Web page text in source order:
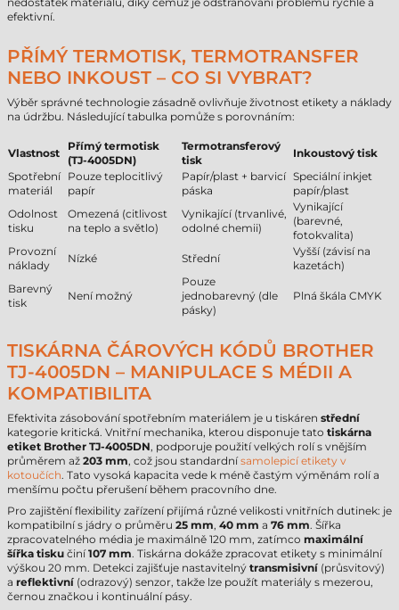
efektivní.
PŘÍMÝ TERMOTISK, TERMOTRANSFER
NEBO INKOUST – CO SI VYBRAT?
Výběr správné technologie zásadně ovlivňuje životnost etikety a náklady
na údržbu. Následující tabulka pomůže s porovnáním:
Vlastnost
Přímý termotisk
(TJ-4005DN)
Termotransferový
tisk
Inkoustový tisk
Spotřební
materiál
Pouze teplocitlivý
papír
Papír/plast + barvicí
páska
Speciální inkjet
papír/plast
Odolnost
tisku
Omezená (citlivost
na teplo a světlo)
Vynikající (trvanlivé,
odolné chemii)
Vynikající
(barevné,
fotokvalita)
Provozní
náklady
Nízké Střední
Vyšší (závisí na
kazetách)
Barevný
tisk
Není možný
Pouze
jednobarevný (dle
pásky)
Plná škála CMYK
TISKÁRNA ČÁROVÝCH KÓDŮ BROTHER
TJ-4005DN – MANIPULACE S MÉDII A
KOMPATIBILITA
Efektivita zásobování spotřebním materiálem je u tiskáren střední
kategorie kritická. Vnitřní mechanika, kterou disponuje tato tiskárna
etiket Brother TJ-4005DN, podporuje použití velkých rolí s vnějším
průměrem až 203 mm, což jsou standardnísamolepicí etikety v
kotoučích. Tato vysoká kapacita vede k méně častým výměnám rolí a
menšímu počtu přerušení během pracovního dne.
Pro zajištění flexibility zařízení přijímá různé velikosti vnitřních dutinek: je
kompatibilní s jádry o průměru 25 mm, 40 mm a 76 mm. Šířka
zpracovatelného média je maximálně 120 mm, zatímco maximální
šířka tisku činí107 mm. Tiskárna dokáže zpracovat etikety s minimální
výškou 20 mm. Detekci zajišťuje nastavitelný transmisivní (průsvitový)
a reflektivní (odrazový) senzor, takže lze použít materiály s mezerou,
černou značkou i kontinuální pásy.